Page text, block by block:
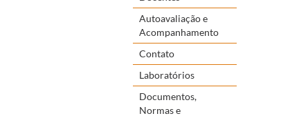
Autoavaliação e
Acompanhamento
Contato
Laboratórios
Documentos,
Normas e